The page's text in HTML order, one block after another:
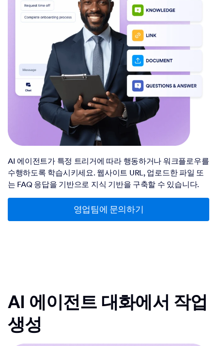
AI 에이전트가 특정 트리거에 따라 행동하거나 워크플로우를
수행하도록 학습시키세요. 웹사이트 URL, 업로드한 파일 또
는 FAQ 응답을 기반으로 지식 기반을 구축할 수 있습니다.
영업팀에 문의하기
AI 에이전트 대화에서 작업
생성